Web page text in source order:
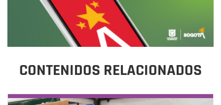
CONTENIDOS RELACIONADOS